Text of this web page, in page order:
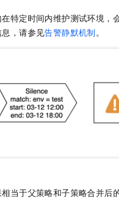
特定时间内维护测试环境，
，请参见告警静默机制。
当于父策略和子策略合并后